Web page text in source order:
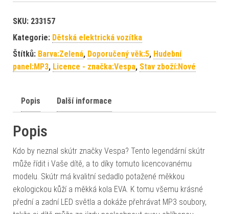
SKU: 233157
Kategorie: Dětská elektrická vozítka
Štítků: Barva:Zelená, Doporučený věk:5, Hudební
panel:MP3, Licence - značka:Vespa, Stav zboží:Nové
Popis Další informace
Popis
Kdo by neznal skútr značky Vespa? Tento legendární skútr
může řídit i Vaše dítě, a to díky tomuto licencovanému
modelu. Skútr má kvalitní sedadlo potažené měkkou
ekologickou kůží a měkká kola EVA. K tomu všemu krásné
přední a zadní LED světla a dokáže přehrávat MP3 soubory,